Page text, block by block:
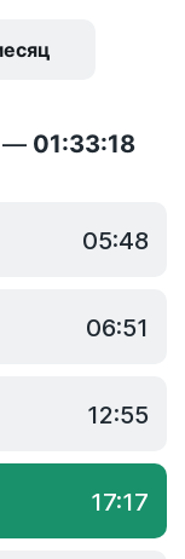
— 01:33:18
05:48
06:51
12:55
17:17